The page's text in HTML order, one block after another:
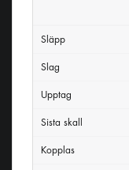
Släpp
Slag
Upptag
Sista skall
Kopplas